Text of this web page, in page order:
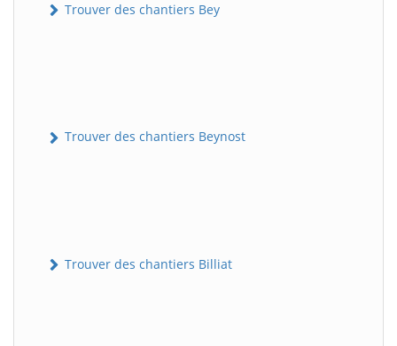
Trouver des chantiers Bey
Trouver des chantiers Beynost
Trouver des chantiers Billiat